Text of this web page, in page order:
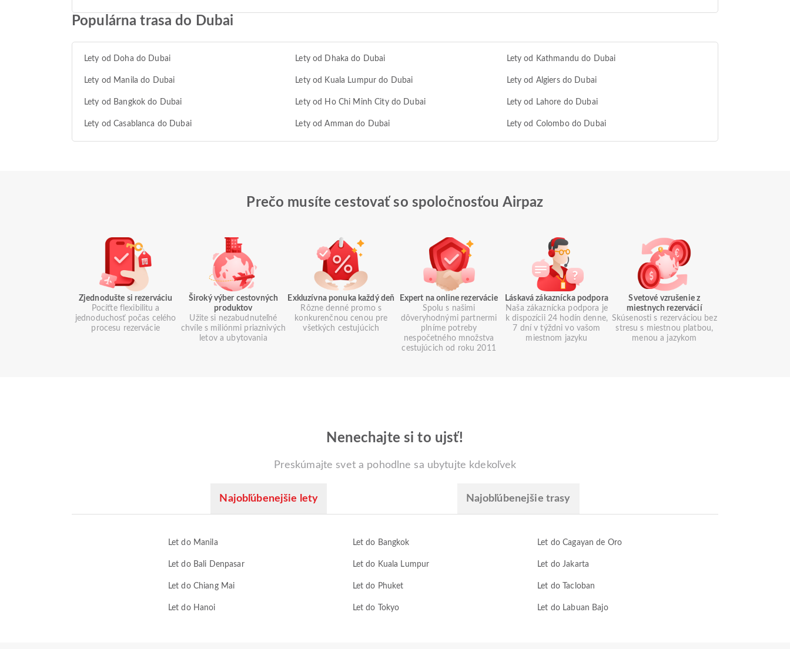
Populárna trasa do Dubai
Lety od Doha do Dubai Lety od Dhaka do Dubai Lety od Kathmandu do Dubai
Lety od Manila do Dubai Lety od Kuala Lumpur do Dubai Lety od Algiers do Dubai
Lety od Bangkok do Dubai Lety od Ho Chi Minh City do Dubai Lety od Lahore do Dubai
Lety od Casablanca do Dubai Lety od Amman do Dubai Lety od Colombo do Dubai
Prečo musíte cestovať so spoločnosťou Airpaz
Zjednodušte si rezerváciu
Pocíťte flexibilitu a
jednoduchosť počas celého
procesu rezervácie
Široký výber cestovných
produktov
Užite si nezabudnuteľné
chvíle s miliónmi priaznivých
letov a ubytovania
Exkluzívna ponuka každý deň
Rôzne denné promo s
konkurenčnou cenou pre
všetkých cestujúcich
Expert na online rezervácie
Spolu s našimi
dôveryhodnými partnermi
plníme potreby
nespočetného množstva
cestujúcich od roku 2011
Láskavá zákaznícka podpora
Naša zákaznícka podpora je
k dispozícii 24 hodín denne,
7 dní v týždni vo vašom
miestnom jazyku
Svetové vzrušenie z
miestnych rezervácií
Skúsenosti s rezerváciou bez
stresu s miestnou platbou,
menou a jazykom
Nenechajte si to ujsť!
Preskúmajte svet a pohodlne sa ubytujte kdekoľvek
Najobľúbenejšie lety Najobľúbenejšie trasy
Let do Manila Let do Bangkok Let do Cagayan de Oro
Let do Bali Denpasar Let do Kuala Lumpur Let do Jakarta
Let do Chiang Mai Let do Phuket Let do Tacloban
Let do Hanoi Let do Tokyo Let do Labuan Bajo